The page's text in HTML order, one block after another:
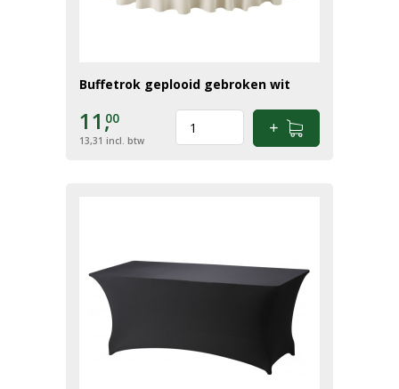
Buffetrok geplooid gebroken wit
11,00
13,31 incl. btw